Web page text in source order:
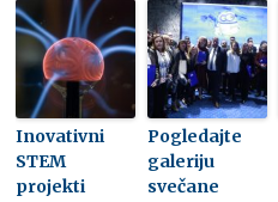
Inovativni
STEM
projekti
Pogledajte
galeriju
svečane